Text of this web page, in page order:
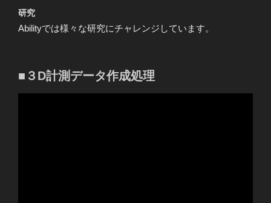
研究
Abilityでは様々な研究にチャレンジしています。
■３D計測データ作成処理